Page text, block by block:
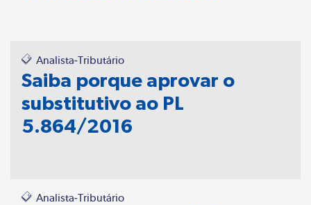
Analista-Tributário
Saiba porque aprovar o
substitutivo ao PL
5.864/2016
Analista-Tributário